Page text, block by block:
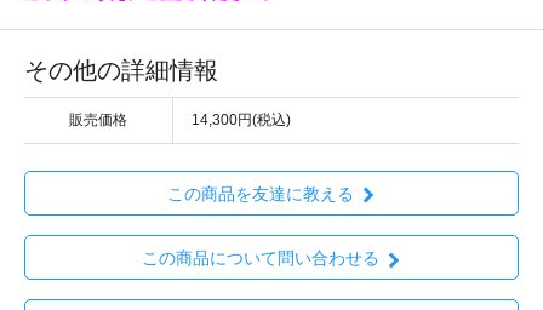
その他の詳細情報
販売価格 14,300円(税込)
この商品を友達に教える
この商品について問い合わせる